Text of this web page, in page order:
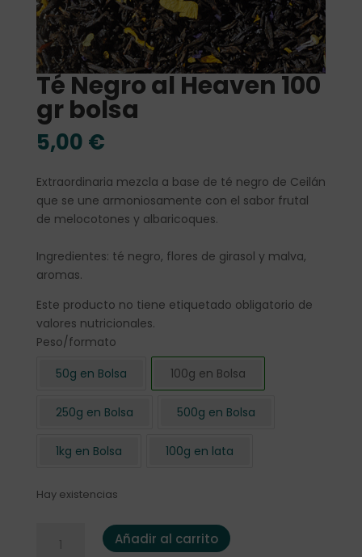
Té Negro al Heaven 100
gr bolsa
5,00 €
Extraordinaria mezcla a base de té negro de Ceilán
que se une armoniosamente con el sabor frutal
de melocotones y albaricoques.
Ingredientes: té negro, flores de girasol y malva,
aromas.
Este producto no tiene etiquetado obligatorio de
valores nutricionales.
Peso/formato
50g en Bolsa
100g en Bolsa
250g en Bolsa 500g en Bolsa
1kg en Bolsa 100g en lata
Hay existencias
Té Negro al Heaven 100 gr bolsa cantidad
Añadir al carrito